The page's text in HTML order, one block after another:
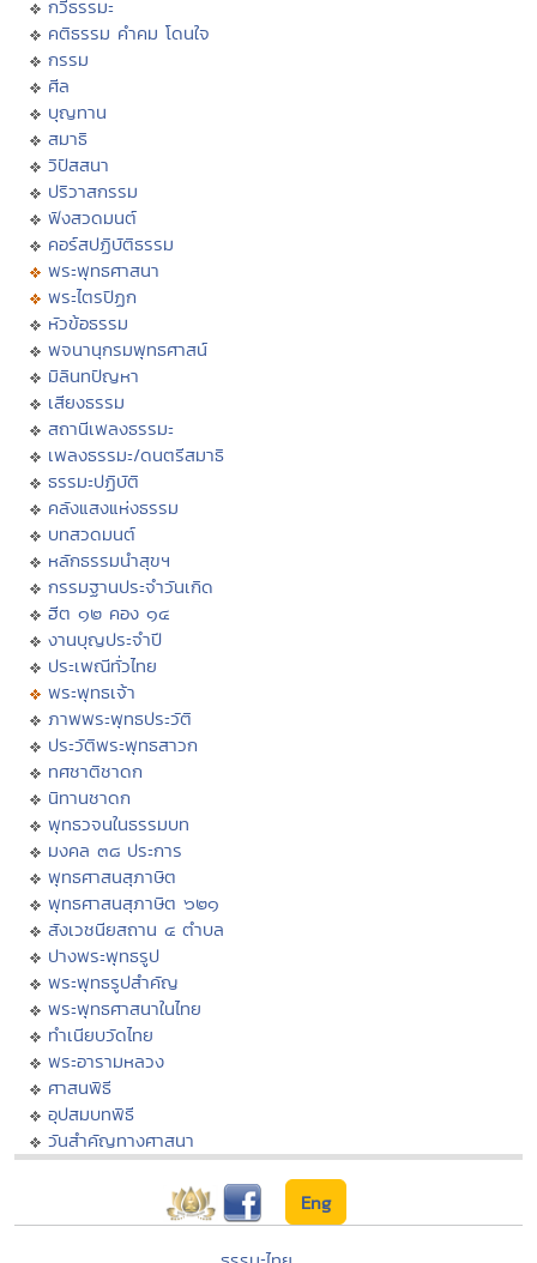
กวีธรรมะ
คติธรรม คำคม โดนใจ
กรรม
ศีล
บุญทาน
สมาธิ
วิปัสสนา
ปริวาสกรรม
ฟังสวดมนต์
คอร์สปฏิบัติธรรม
พระพุทธศาสนา
พระไตรปิฏก
หัวข้อธรรม
พจนานุกรมพุทธศาสน์
มิลินทปัญหา
เสียงธรรม
สถานีเพลงธรรมะ
เพลงธรรมะ/ดนตรีสมาธิ
ธรรมะปฏิบัติ
คลังแสงแห่งธรรม
บทสวดมนต์
หลักธรรมนำสุขฯ
กรรมฐานประจำวันเกิด
ฮีต ๑๒ คอง ๑๔
งานบุญประจำปี
ประเพณีทั่วไทย
พระพุทธเจ้า
ภาพพระพุทธประวัติ
ประวัติพระพุทธสาวก
ทศชาติชาดก
นิทานชาดก
พุทธวจนในธรรมบท
มงคล ๓๘ ประการ
พุทธศาสนสุภาษิต
พุทธศาสนสุภาษิต ๖๒๑
สังเวชนียสถาน ๔ ตำบล
ปางพระพุทธรูป
พระพุทธรูปสำคัญ
พระพุทธศาสนาในไทย
ทำเนียบวัดไทย
พระอารามหลวง
ศาสนพิธี
อุปสมบทพิธี
วันสำคัญทางศาสนา
Eng